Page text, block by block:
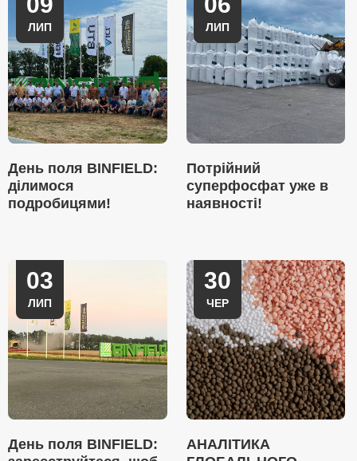
ЛИП
День поля BINFIELD:
ділимося
подробицями!
ЛИП
Потрійний
суперфосфат уже в
наявності!
03
ЛИП
День поля BINFIELD:
30
ЧЕР
АНАЛІТИКА